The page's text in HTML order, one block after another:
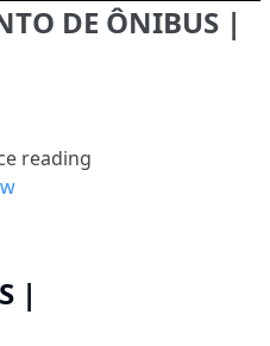
DE ÔNIBUS |
reading
|